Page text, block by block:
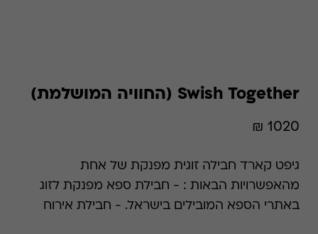
Swish Together (החוויה המושלמת)
1020 ₪
גיפט קארד חבילה זוגית מפנקת של אחת
מהאפשרויות הבאות : - חבילת ספא מפנקת לזוג
באתרי הספא המובילים בישראל. - חבילת אירוח